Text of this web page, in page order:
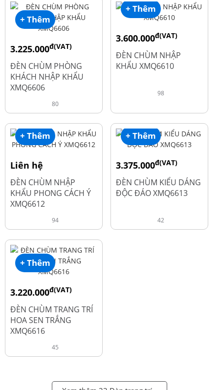
+ Thêm
3.225.000đ(VAT)
4.300.000
ĐÈN CHÙM PHÒNG
KHÁCH NHẬP KHẨU
XMQ6606
80
+ Thêm
3.600.000đ(VAT)
4.800.000
ĐÈN CHÙM NHẬP
KHẨU XMQ6610
98
+ Thêm
Liên hệ
ĐÈN CHÙM NHẬP
KHẨU PHONG CÁCH Ý
XMQ6612
94
+ Thêm
3.375.000đ(VAT)
4.500.000
ĐÈN CHÙM KIỂU DÁNG
ĐỘC ĐÁO XMQ6613
42
+ Thêm
3.220.000đ(VAT)
4.600.000
ĐÈN CHÙM TRANG TRÍ
HOA SEN TRẮNG
XMQ6616
45